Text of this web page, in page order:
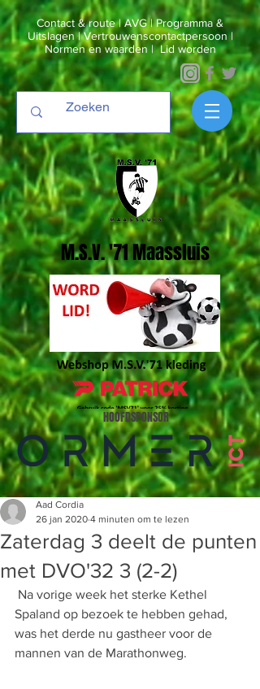
Contact & route|AVG|Programma &
Uitslagen|Vertrouwenscontactpersoon|
Normen en waarden |Lid worden
M.S.V. '71 Maassluis
HOOFDSPONSOR
Zaterdag 3 deelt de punten
met DVO'32 3 (2-2)
Aad Cordia
26 jan 2020 4 minuten om te lezen
Spaland op bezoek te hebben gehad,
was het derde nu gastheer voor de
mannen van de Marathonweg.